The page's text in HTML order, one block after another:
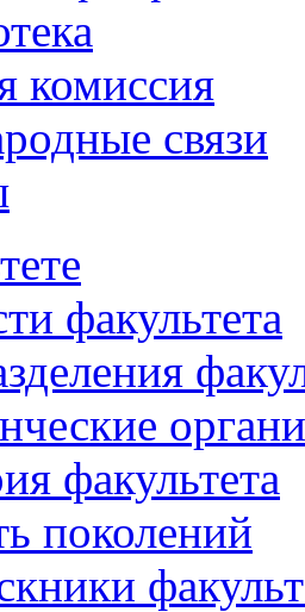
комиссия
связи
факультета
факультета
поколений